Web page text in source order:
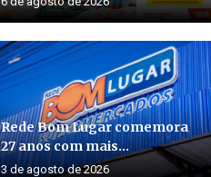
Rede Bom Lugar comemora
27 anos com mais...
3 de agosto de 2026